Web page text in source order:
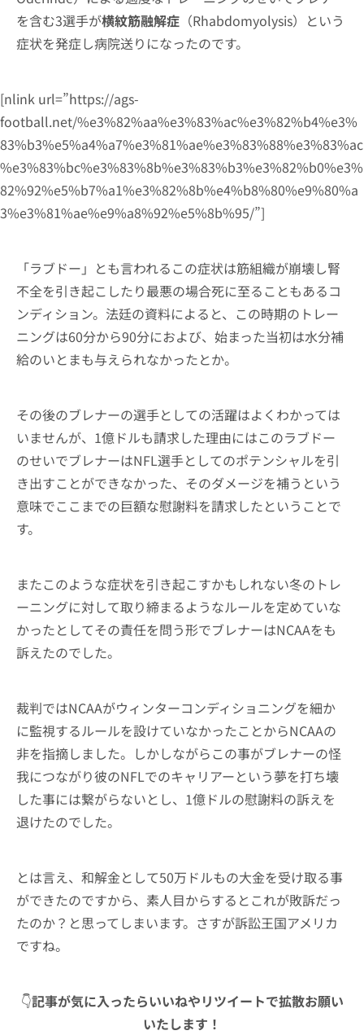
を含む3選手が横紋筋融解症 （Rhabdomyolysis）という
症状を発症し病院送りになったのです。
[nlink url=”https://ags-
football.net/%e3%82%aa%e3%83%ac%e3%82%b4%e3%
83%b3%e5%a4%a7%e3%81%ae%e3%83%88%e3%83%ac
%e3%83%bc%e3%83%8b%e3%83%b3%e3%82%b0%e3%
82%92%e5%b7%a1%e3%82%8b%e4%b8%80%e9%80%a
3%e3%81%ae%e9%a8%92%e5%8b%95/”]
「ラブドー」とも言われるこの症状は筋組織が崩壊し腎
不全を引き起こしたり最悪の場合死に至ることもあるコ
ンディション。法廷の資料によると、この時期のトレー
ニングは60分から90分におよび、始まった当初は水分補
給のいとまも与えられなかったとか。
その後のブレナーの選手としての活躍はよくわかっては
いませんが、1億ドルも請求した理由にはこのラブドー
のせいでブレナーはNFL選手としてのポテンシャルを引
き出すことができなかった、そのダメージを補うという
意味でここまでの巨額な慰謝料を請求したということで
す。
またこのような症状を引き起こすかもしれない冬のトレ
ーニングに対して取り締まるようなルールを定めていな
かったとしてその責任を問う形でブレナーはNCAAをも
訴えたのでした。
裁判ではNCAAがウィンターコンディショニングを細か
に監視するルールを設けていなかったことからNCAAの
非を指摘しました。しかしながらこの事がブレナーの怪
我につながり彼のNFLでのキャリアーという夢を打ち壊
した事には繋がらないとし、1億ドルの慰謝料の訴えを
退けたのでした。
とは言え、和解金として50万ドルもの大金を受け取る事
ができたのですから、素人目からするとこれが敗訴だっ
たのか？と思ってしまいます。さすが訴訟王国アメリカ
ですね。
👇記事が気に入ったらいいねやリツイートで拡散お願い
いたします！